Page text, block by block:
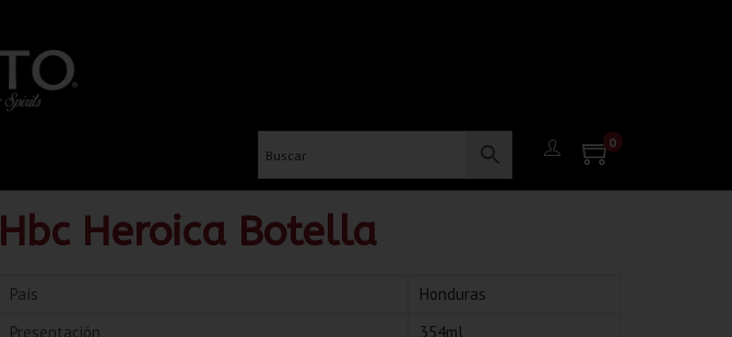
0
Hbc Heroica Botella
País
Honduras
Presentación
354ml